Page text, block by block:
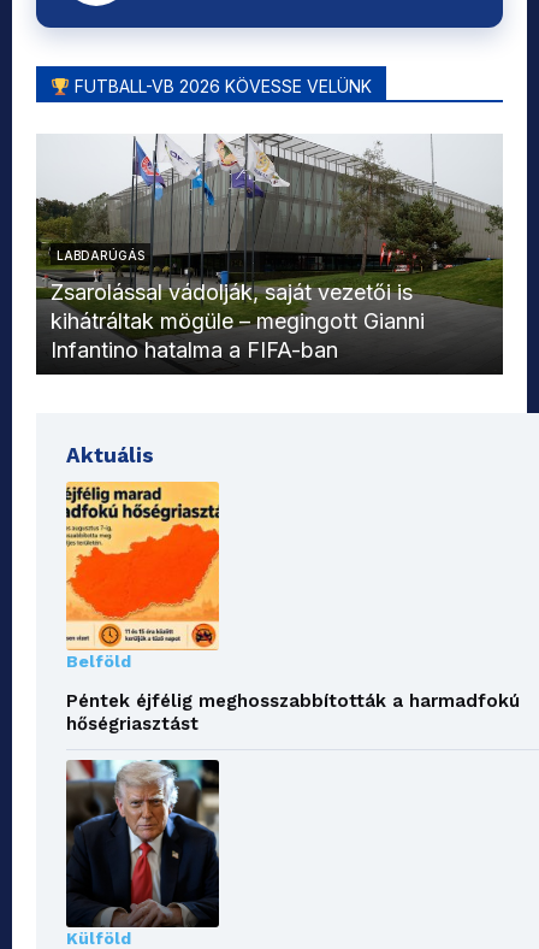
FUTBALL-VB 2026 KÖVESSE VELÜNK
LABDARÚGÁS
Zsarolással vádolják, saját vezetői is
kihátráltak mögüle – megingott Gianni
Infantino hatalma a FIFA-ban
Aktuális
Belföld
Péntek éjfélig meghosszabbították a harmadfokú
hőségriasztást
Külföld